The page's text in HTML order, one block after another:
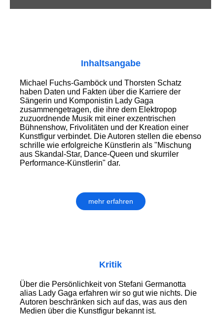
Inhaltsangabe
Michael Fuchs-Gamböck und Thorsten Schatz
haben Daten und Fakten über die Karriere der
Sängerin und Komponistin Lady Gaga
zusammengetragen, die ihre dem Elektropop
zuzuordnende Musik mit einer exzentrischen
Bühnenshow, Frivolitäten und der Kreation einer
Kunstfigur verbindet. Die Autoren stellen die ebenso
schrille wie erfolgreiche Künstlerin als "Mischung
aus Skandal-Star, Dance-Queen und skurriler
Performance-Künstlerin" dar.
mehr erfahren
Kritik
Über die Persönlichkeit von Stefani Germanotta
alias Lady Gaga erfahren wir so gut wie nichts. Die
Autoren beschränken sich auf das, was aus den
Medien über die Kunstfigur bekannt ist.